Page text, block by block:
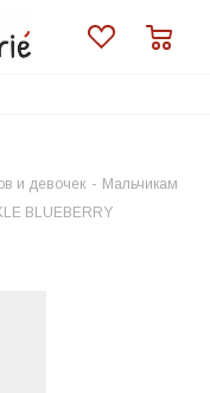
и девочек - Мальчикам
BLUEBERRY